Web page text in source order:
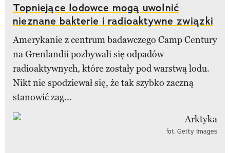
Topniejące lodowce mogą uwolnić
nieznane bakterie i radioaktywne związki
Amerykanie z centrum badawczego Camp Century
na Grenlandii pozbywali się odpadów
radioaktywnych, które zostały pod warstwą lodu.
Nikt nie spodziewał się, że tak szybko zaczną
stanowić zag...
fot. Getty Images